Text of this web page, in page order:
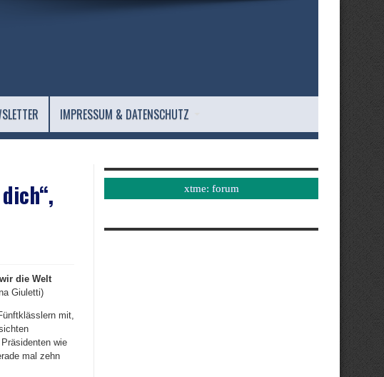
IMPRESSUM & DATENSCHUTZ
die Welt
Giuletti)
mit,
wie
mal zehn
xtme: forum